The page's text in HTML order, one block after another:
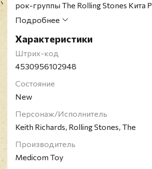
рок-группы The Rolling Stones Кита
образе с легендарных концертных
Официальная лицензионная
из пластика. Cуставы, туловище и
подвижны - их можно поворачивать
постамент. Поставляется в
Коробка запечатана, но имеются
Кит Ричардс - британский гитарист и
группы The Rolling Stones вместе с
Джаггером. Авторитетный
Rolling Stone поместил его на 10-е
"100 величайших гитаристов всех
Подробнее
Характеристики
Штрих-код
4530956102948
Состояние
New
Персонаж/Исполнитель
Keith Richards, Rolling Stones, The
Производитель
Medicom Toy